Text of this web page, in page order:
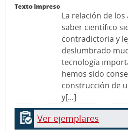
Texto impreso
La relación de
saber científico
contradictoria y
deslumbrado
tecnología
hemos sido
construcción de
y[...]
Ver ejemplares